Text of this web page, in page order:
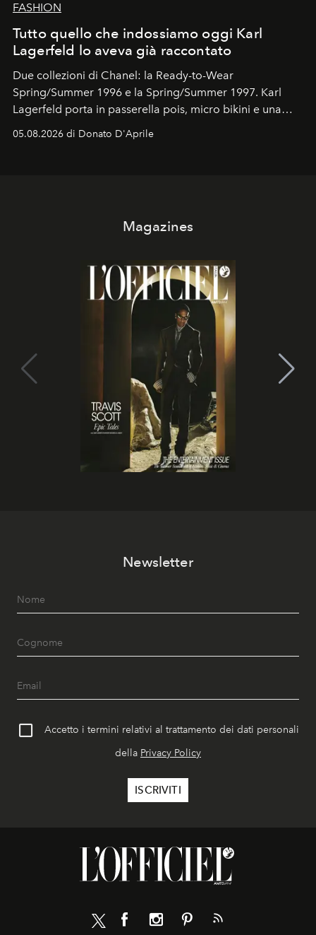
FASHION
Tutto quello che indossiamo oggi Karl
Lagerfeld lo aveva già raccontato
Due collezioni di Chanel: la Ready-to-Wear
Spring/Summer 1996 e la Spring/Summer 1997. Karl
Lagerfeld porta in passerella pois, micro bikini e una
logomania pensata per la spiaggia
Kate, Claudia e Carla una dietro l'altra. Trent'anni dopo,
05.08.2026 di Donato D'Aprile
Magazines
Newsletter
Accetto i termini relativi al trattamento dei dati personali
della Privacy Policy